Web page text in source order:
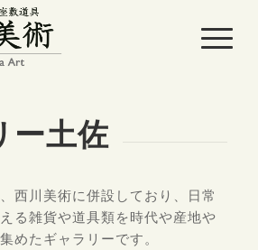
ー土佐
西川美術に併設しており、日常
る雑貨や道具類を時代や産地や
めたギャラリーです。